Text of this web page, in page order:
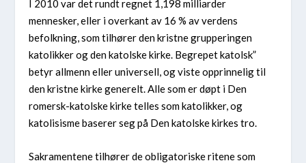
I 2010 var det rundt regnet 1,198 milliarder
mennesker, eller i overkant av 16 % av verdens
befolkning, som tilhører den kristne grupperingen
katolikker og den katolske kirke. Begrepet katolsk”
betyr allmenn eller universell, og viste opprinnelig til
den kristne kirke generelt. Alle som er døpt i Den
romersk-katolske kirke telles som katolikker, og
katolisisme baserer seg på Den katolske kirkes tro.
Sakramentene tilhører de obligatoriske ritene som